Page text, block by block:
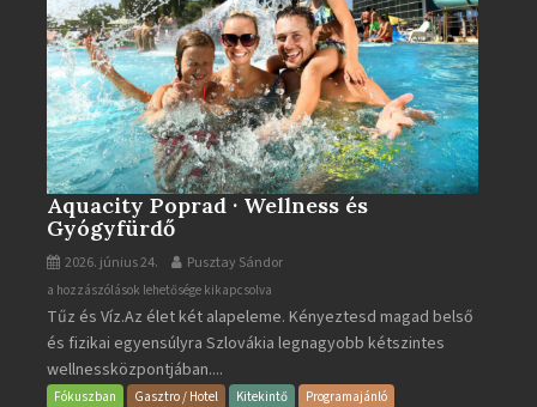
Aquacity Poprad · Wellness és
Gyógyfürdő
2026. június 24. Pusztay Sándor
Aquacity
Poprad
·
Wellness
és
a hozzászólások lehetősége kikapcsolva
Tűz és Víz.Az élet két alapeleme. Kényeztesd magad belső
és fizikai egyensúlyra Szlovákia legnagyobb kétszintes
wellnessközpontjában....
Fókuszban Gasztro / Hotel Kitekintő
Programajánló